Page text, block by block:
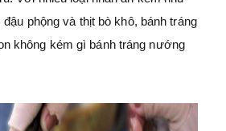
phộng và thịt bò khô, bánh tráng
không kém gì bánh tráng nướng